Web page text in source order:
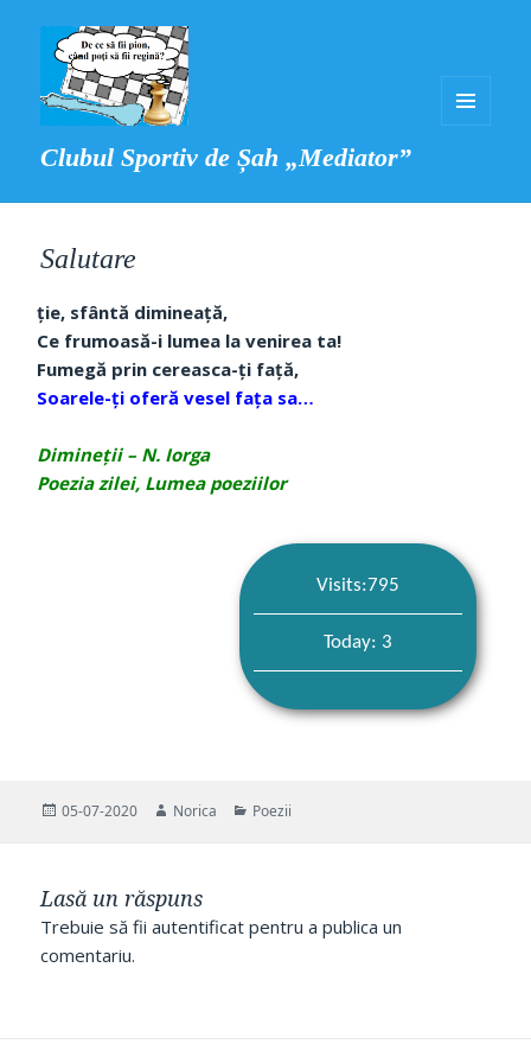
Clubul Sportiv de Șah „Mediator”
Salutare
ție, sfântă dimineață,
Ce frumoasă-i lumea la venirea ta!
Fumegă prin cereasca-ți față,
Soarele-ți oferă vesel fața sa…
Dimineții – N. Iorga
Poezia zilei, Lumea poeziilor
Visits:795
Today: 3
Publicat
05-07-2020 Autor
Norica Categorii
Poezii
Lasă un răspuns
Trebuie să fiiautentificat pentru a publica un
comentariu.